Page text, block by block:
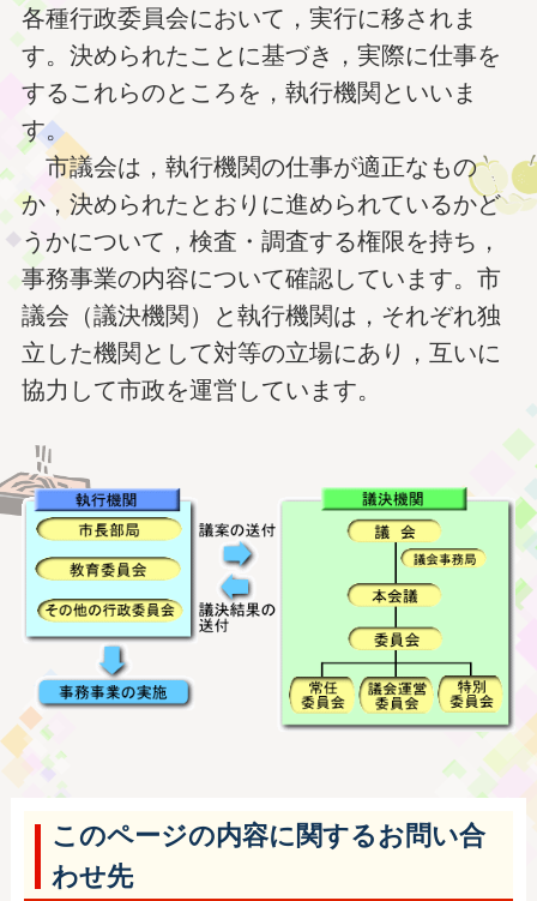
各種行政委員会において，実行に移されま
す。決められたことに基づき，実際に仕事を
するこれらのところを，執行機関といいま
す。
市議会は，執行機関の仕事が適正なもの
か，決められたとおりに進められているかど
うかについて，検査・調査する権限を持ち，
事務事業の内容について確認しています。市
議会（議決機関）と執行機関は，それぞれ独
立した機関として対等の立場にあり，互いに
協力して市政を運営しています。
このページの内容に関するお問い合
わせ先